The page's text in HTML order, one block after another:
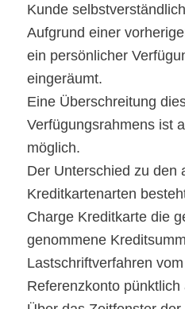
Kunde
Aufgrund einer
ein persönlicher
eingeräumt.
Eine Überschreitung
Verfügungsrahmens ist
möglich.
Der Unterschied zu den
Kreditkartenarten
Charge Kreditkarte die
genommene
Lastschriftverfahren
Referenzkonto